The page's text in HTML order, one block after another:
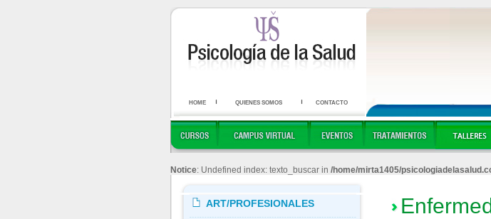
HOME QUIENES SOMOS CONTACTO
Notice: Undefined index: texto_buscar in /home/mirta1405/
ART/PROFESIONALES